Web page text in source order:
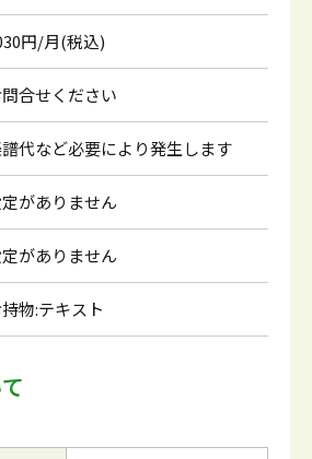
円/月(税込)
問合せください
代など必要により発生します
がありません
がありません
物:テキスト